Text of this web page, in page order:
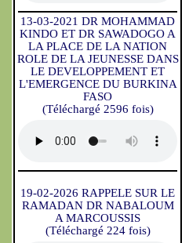
13-03-2021 DR MOHAMMAD
KINDO ET DR SAWADOGO A
LA PLACE DE LA NATION
ROLE DE LA JEUNESSE DANS
LE DEVELOPPEMENT ET
L'EMERGENCE DU BURKINA
FASO
(Téléchargé 2596 fois)
19-02-2026 RAPPELE SUR LE
RAMADAN DR NABALOUM
A MARCOUSSIS
(Téléchargé 224 fois)